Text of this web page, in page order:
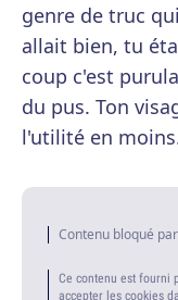
genre de truc
allait bien, tu
coup c'est
du pus. Ton
l'utilité en
Contenu bloqué
Ce contenu est fourni
accepter les cookies